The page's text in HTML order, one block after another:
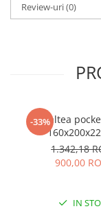
Review-uri(0)
-33%Saltea
1.342,18
900,00
IN